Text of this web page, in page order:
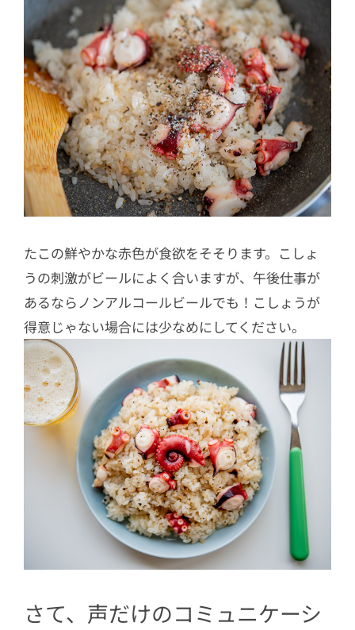
たこの鮮やかな赤色が食欲をそそります。こしょ
うの刺激がビールによく合いますが、午後仕事が
あるならノンアルコールビールでも！こしょうが
得意じゃない場合には少なめにしてください。
さて、声だけのコミュニケーシ